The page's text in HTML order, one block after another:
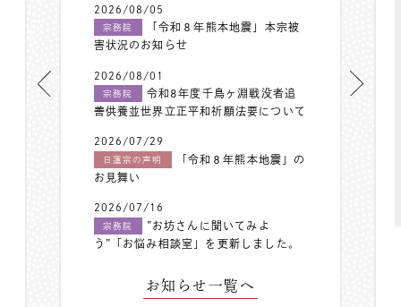
2026/08/05
宗務院
「令和８年熊本地震」本宗被
害状況のお知らせ
2026/08/01
宗務院
令和8年度千鳥ヶ淵戦没者追
善供養並世界立正平和祈願法要について
2026/07/29
日蓮宗の声明
「令和８年熊本地震」の
お見舞い
2026/07/16
宗務院
”お坊さんに聞いてみよ
う”「お悩み相談室」を更新しました。
お知らせ一覧へ